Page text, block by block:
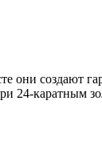
они создают
24-каратным